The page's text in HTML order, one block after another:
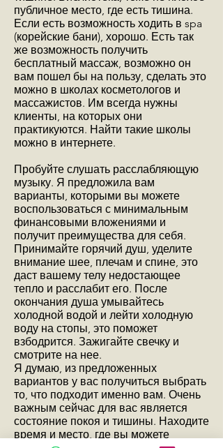
публичное место, где есть тишина.
Если есть возможность ходить в spa
(корейские бани), хорошо. Есть так
же возможность получить
бесплатный массаж, возможно он
вам пошел бы на пользу, сделать это
можно в школах косметологов и
массажистов. Им всегда нужны
клиенты, на которых они
практикуются. Найти такие школы
можно в интернете.
Пробуйте слушать расслабляющую
музыку. Я предложила вам
варианты, которыми вы можете
воспользоваться с минимальным
финансовыми вложениями и
получит преимущества для себя.
Принимайте горячий душ, уделите
внимание шее, плечам и спине, это
даст вашему телу недостающее
тепло и расслабит его. После
окончания душа умывайтесь
холодной водой и лейти холодную
воду на стопы, это поможет
взбодрится. Зажигайте свечку и
смотрите на нее.
Я думаю, из предложенных
вариантов у вас получиться выбрать
то, что подходит именно вам. Очень
важным сейчас для вас является
состояние покоя и тишины. Находите
время и место, где вы можете